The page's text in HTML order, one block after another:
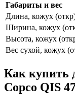
Габариты и вес
Длина, кожух
Ширина, кожух
Высота, кожух
Вес сухой, кожух
Как купить
Copco QIS